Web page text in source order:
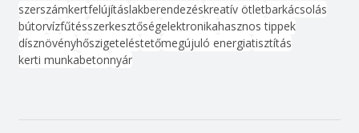
szerszámkertfelújításlakberendezéskreatív ötletbarkácsolás
bútorvízfűtésszerkesztőségelektronikahasznos tippek
dísznövényhőszigeteléstetőmegújuló energiatisztítás
kerti munkabetonnyár